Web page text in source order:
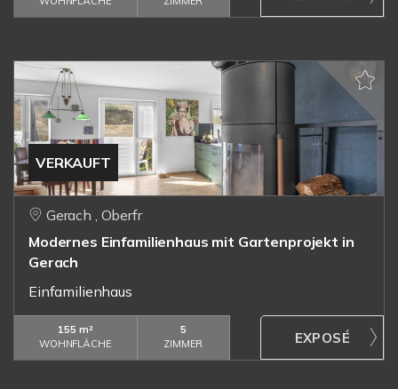
VERKAUFT
Gerach , Oberfr
Modernes Einfamilienhaus mit Gartenprojekt in
Gerach
Einfamilienhaus
155 m²
WOHNFLÄCHE
5
ZIMMER